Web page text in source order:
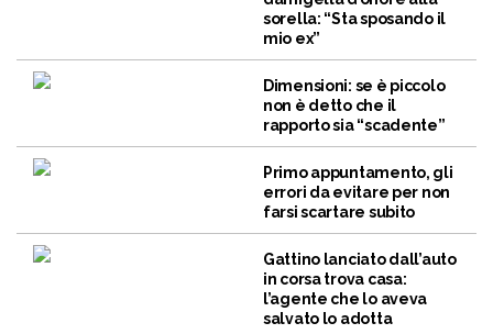
sorella: “Sta sposando il
mio ex”
Dimensioni: se è piccolo
non è detto che il
rapporto sia “scadente”
Primo appuntamento, gli
errori da evitare per non
farsi scartare subito
Gattino lanciato dall’auto
in corsa trova casa:
l’agente che lo aveva
salvato lo adotta